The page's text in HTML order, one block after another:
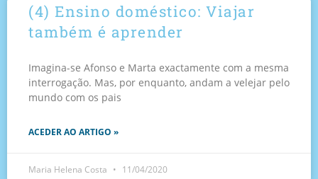
(4) Ensino doméstico: Viajar
também é aprender
Imagina-se Afonso e Marta exactamente com a mesma
interrogação. Mas, por enquanto, andam a velejar pelo
mundo com os pais
ACEDER AO ARTIGO »
Maria Helena Costa 11/04/2020